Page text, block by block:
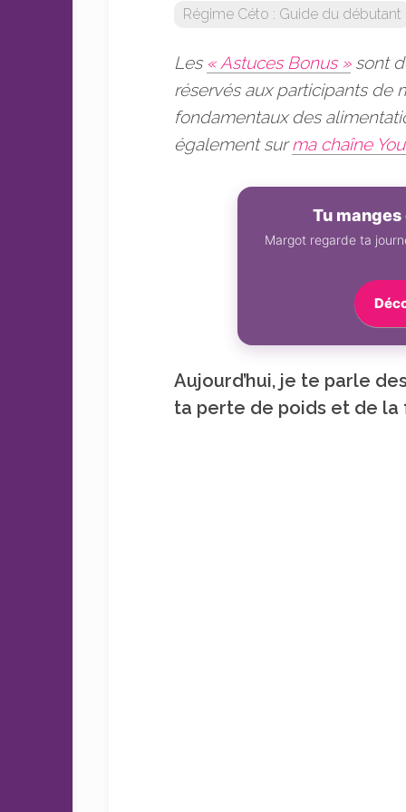
sans
Régime Céto : Guide du débutant
Les « Astuces Bonus »sont
réservés aux participants de
fondamentaux des
également surma chaîne
Tu
Margot regarde ta
Aujourd’hui, je te parle
ta perte de poids et de la